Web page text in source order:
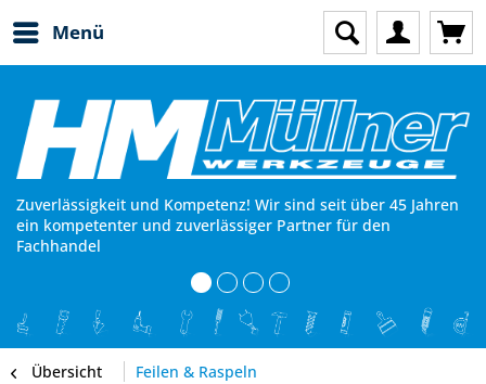
Menü
Zuverlässigkeit und Kompetenz! Wir sind seit über 45 Jahren
ein kompetenter und zuverlässiger Partner für den
Fachhandel
Übersicht Feilen & Raspeln